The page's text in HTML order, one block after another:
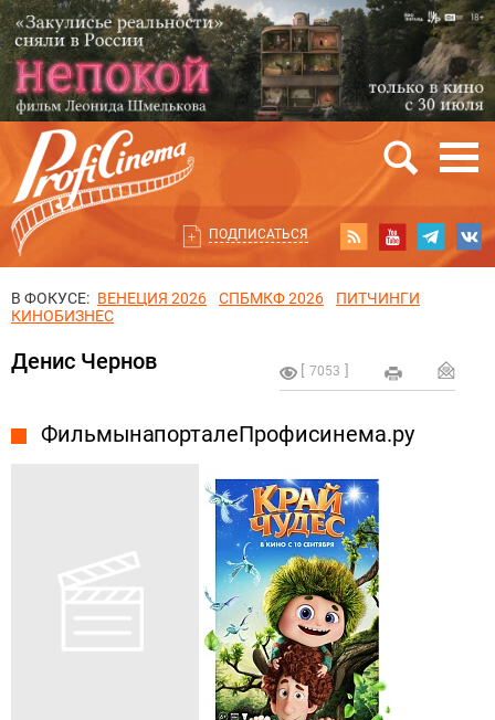
ПОДПИСАТЬСЯ
В ФОКУСЕ: ВЕНЕЦИЯ 2026 СПБМКФ 2026
ПИТЧИНГИ
КИНОБИЗНЕС
7053
Денис Чернов
Фильмы на портале Профисинема.ру